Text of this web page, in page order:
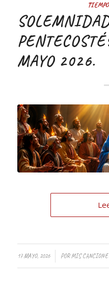
MAYO 2026.
17 MAYO, 2026 PORMIS